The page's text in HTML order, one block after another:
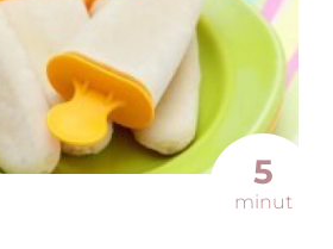
5
minut